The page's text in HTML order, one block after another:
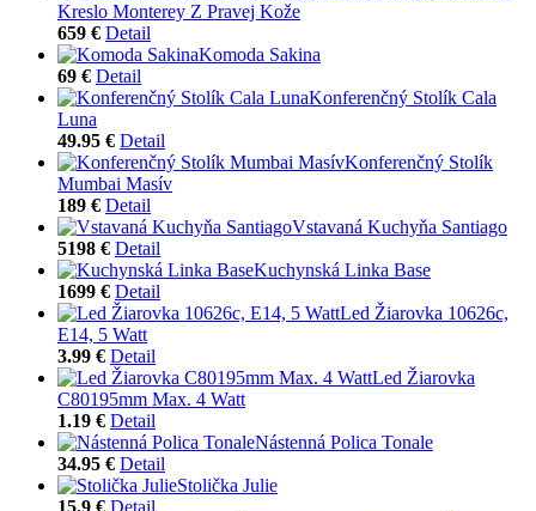
Kreslo Monterey Z Pravej Kože
659 € Detail
Komoda Sakina
69 € Detail
Konferenčný Stolík Cala
Luna
49.95 € Detail
Konferenčný Stolík
Mumbai Masív
189 € Detail
Vstavaná Kuchyňa Santiago
5198 € Detail
Kuchynská Linka Base
1699 € Detail
Led Žiarovka 10626c,
E14, 5 Watt
3.99 € Detail
Led Žiarovka
C80195mm Max. 4 Watt
1.19 € Detail
Nástenná Polica Tonale
34.95 € Detail
Stolička Julie
15.9 € Detail